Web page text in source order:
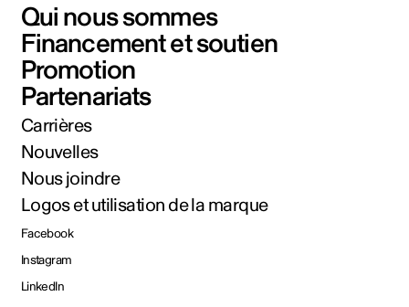
Qui nous sommes
Financement et soutien
Promotion
Partenariats
Carrières
Nouvelles
Nous joindre
Logos et utilisation de la marque
Facebook
Instagram
LinkedIn